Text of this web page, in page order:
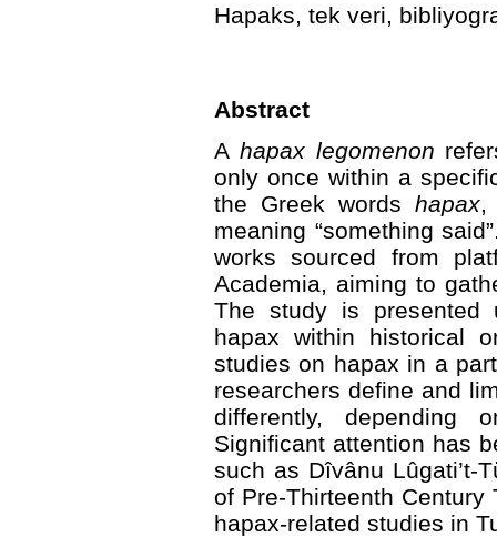
Hapaks, tek veri,
Abstract
A hapax legomenon
only once within a
the Greek words hapax,
meaning “something
works sourced from
Academia, aiming to
The study is presented
hapax within historical
studies on hapax in a
researchers define and
differently, depending
Significant attention has
such as Dîvânu Lûgati’t-
of Pre-Thirteenth
hapax-related studies in